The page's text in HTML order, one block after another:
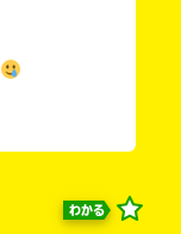
わかる